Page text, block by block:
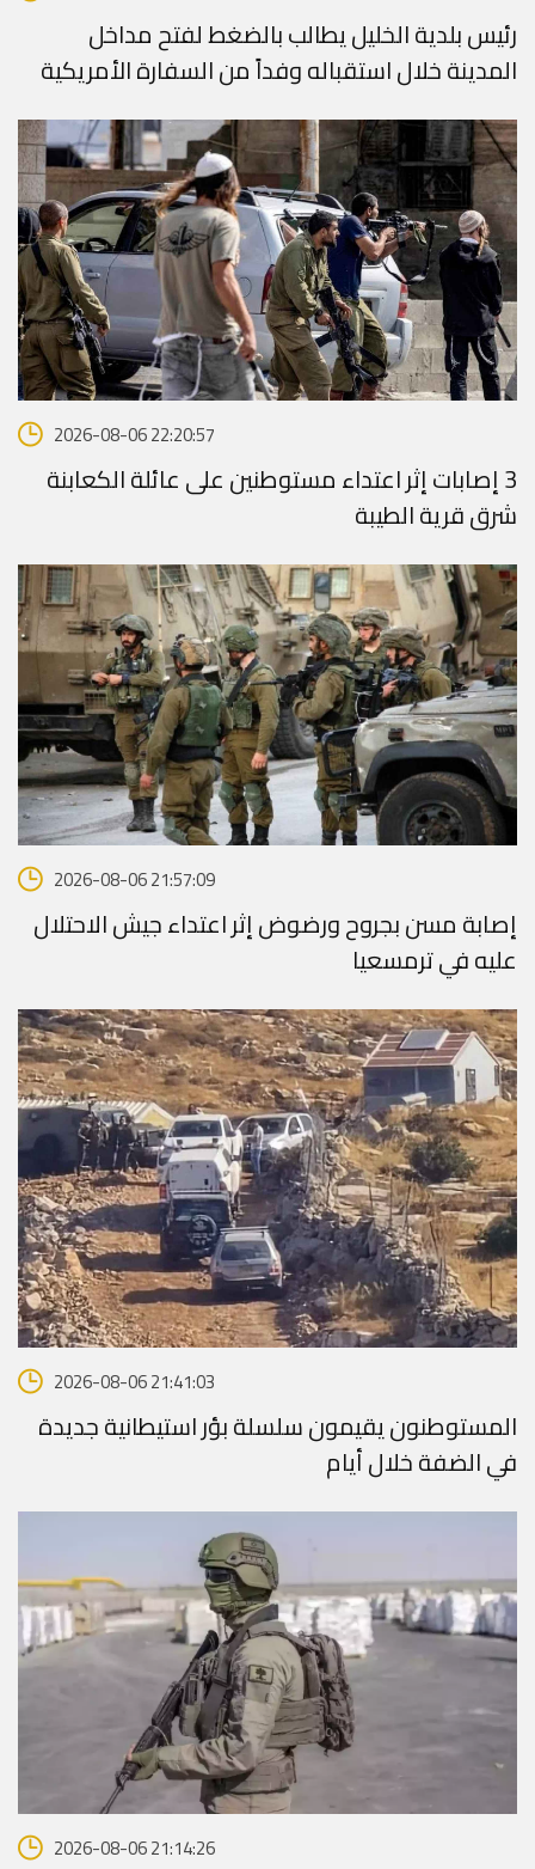
رئيس بلدية الخليل يطالب بالضغط لفتح مداخل
المدينة خلال استقباله وفداً من السفارة الأمريكية
2026-08-06 22:20:57
‏3 إصابات إثر اعتداء مستوطنين على عائلة الكعابنة
شرق قرية الطيبة
2026-08-06 21:57:09
إصابة مسن بجروح ورضوض إثر اعتداء جيش الاحتلال
عليه في ترمسعيا
2026-08-06 21:41:03
المستوطنون يقيمون سلسلة بؤر استيطانية جديدة
في الضفة خلال أيام
2026-08-06 21:14:26